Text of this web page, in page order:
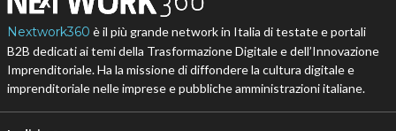
Nextwork360 è il più grande network in Italia di testate e portali
B2B dedicati ai temi della Trasformazione Digitale e dell’Innovazione
Imprenditoriale. Ha la missione di diffondere la cultura digitale e
imprenditoriale nelle imprese e pubbliche amministrazioni italiane.